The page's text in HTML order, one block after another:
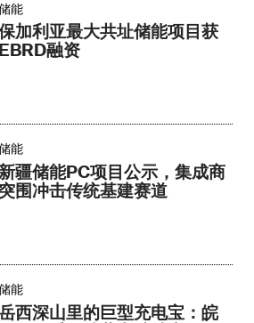
能
加利亚最大共址储能项目获
EBRD融资
能
新疆储能PC项目公示，集成商
突围冲击传统基建赛道​
能
西深山里的巨型充电宝：皖